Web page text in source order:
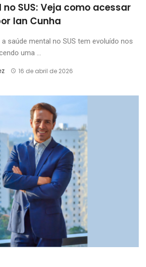
SUS: Veja como acessar
Ian Cunha
a saúde mental no SUS tem evoluído nos
uma ...
16 de abril de 2026